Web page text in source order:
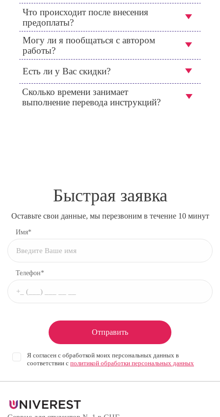
Что происходит после внесения
предоплаты?
Могу ли я пообщаться с автором
работы?
Есть ли у Вас скидки?
Сколько времени занимает
выполнение перевода инструкций?
Быстрая заявка
Оставьте свои данные, мы перезвоним в течение 10 минут
Имя*
Телефон*
Отправить
Я согласен с обработкой моих персональных данных в
соответствии с политикой обработки персональных данных